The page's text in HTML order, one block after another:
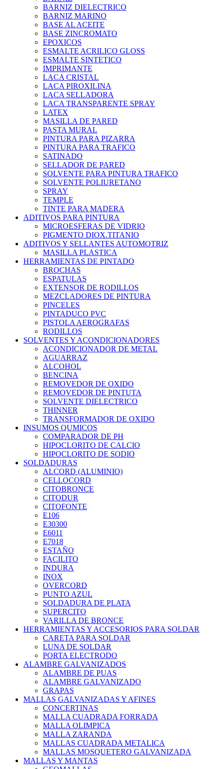
BARNIZ DIELECTRICO
BARNIZ MARINO
BASE AL ACEITE
BASE ZINCROMATO
EPOXICOS
ESMALTE ACRILICO GLOSS
ESMALTE SINTETICO
IMPRIMANTE
LACA CRISTAL
LACA PIROXILINA
LACA SELLADORA
LACA TRANSPARENTE SPRAY
LATEX
MASILLA DE PARED
PASTA MURAL
PINTURA PARA PIZARRA
PINTURA PARA TRAFICO
SATINADO
SELLADOR DE PARED
SOLVENTE PARA PINTURA TRAFICO
SOLVENTE POLIURETANO
SPRAY
TEMPLE
TINTE PARA MADERA
ADITIVOS PARA PINTURA
MICROESFERAS DE VIDRIO
PIGMENTO DIOX.TITANIO
ADITIVOS Y SELLANTES AUTOMOTRIZ
MASILLA PLASTICA
HERRAMIENTAS DE PINTADO
BROCHAS
ESPATULAS
EXTENSOR DE RODILLOS
MEZCLADORES DE PINTURA
PINCELES
PINTADUCO PVC
PISTOLA AEROGRAFAS
RODILLOS
SOLVENTES Y ACONDICIONADORES
ACONDICIONADOR DE METAL
AGUARRAZ
ALCOHOL
BENCINA
REMOVEDOR DE OXIDO
REMOVEDOR DE PINTUTA
SOLVENTE DIELECTRICO
THINNER
TRANSFORMADOR DE OXIDO
INSUMOS QUMICOS
COMPARADOR DE PH
HIPOCLORITO DE CALCIO
HIPOCLORITO DE SODIO
SOLDADURAS
ALCORD (ALUMINIO)
CELLOCORD
CITOBRONCE
CITODUR
CITOFONTE
E106
E30300
E6011
E7018
ESTAÑO
FACILITO
INDURA
INOX
OVERCORD
PUNTO AZUL
SOLDADURA DE PLATA
SUPERCITO
VARILLA DE BRONCE
HERRAMIENTAS Y ACCESORIOS PARA SOLDAR
CARETA PARA SOLDAR
LUNA DE SOLDAR
PORTA ELECTRODO
ALAMBRE GALVANIZADOS
ALAMBRE DE PUAS
ALAMBRE GALVANIZADO
GRAPAS
MALLAS GALVANIZADAS Y AFINES
CONCERTINAS
MALLA CUADRADA FORRADA
MALLA OLIMPICA
MALLA ZARANDA
MALLAS CUADRADA METALICA
MALLAS MOSQUETERO GALVANIZADA
MALLAS Y MANTAS